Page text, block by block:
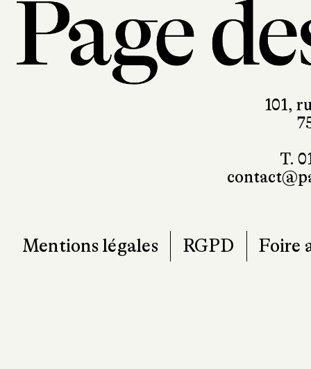
101,
T.
Mentions légales RGPD Foire